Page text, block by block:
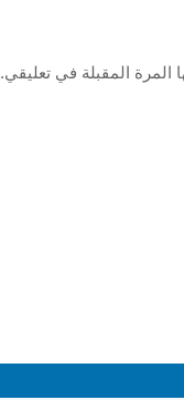
المرة المقبلة في تعليقي.